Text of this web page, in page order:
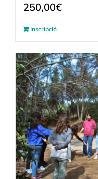
250,00€
Inscripció